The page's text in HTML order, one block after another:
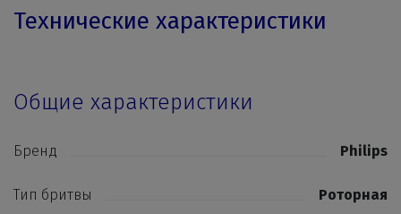
Технические характеристики
Общие характеристики
Бренд Philips
Тип бритвы Роторная